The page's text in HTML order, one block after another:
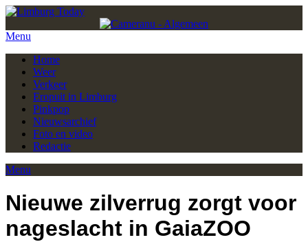
Menu
Home
Weer
Verkeer
Eropuit in Limburg
Pinkpop
Nieuwsarchief
Foto en video
Redactie
Menu
Nieuwe zilverrug zorgt voor
nageslacht in GaiaZOO